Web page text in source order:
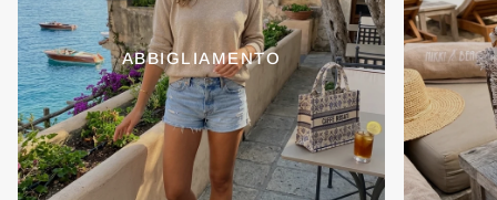
ABBIGLIAMENTO